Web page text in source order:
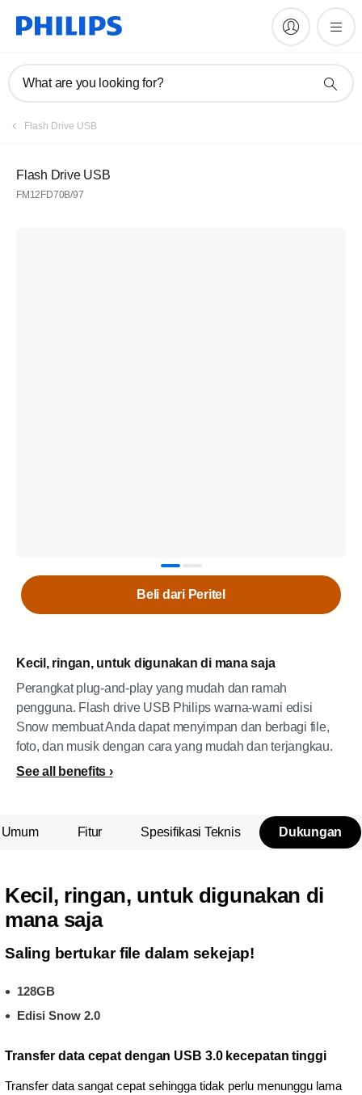
What are you looking for?
Flash Drive USB
Flash Drive USB
FM12FD70B/97
Kecil, ringan, untuk digunakan di mana saja
Perangkat plug-and-play yang mudah dan ramah
pengguna. Flash drive USB Philips warna-warni edisi
Snow membuat Anda dapat menyimpan dan berbagi file,
foto, dan musik dengan cara yang mudah dan terjangkau.
See all benefits
Beli dari Peritel
Fitur Spesifikasi Teknis Dukungan
Kecil, ringan, untuk digunakan di
mana saja
Saling bertukar file dalam sekejap!
128GB
Edisi Snow 2.0
Transfer data cepat dengan USB 3.0 kecepatan tinggi
Transfer data sangat cepat sehingga tidak perlu menunggu lama